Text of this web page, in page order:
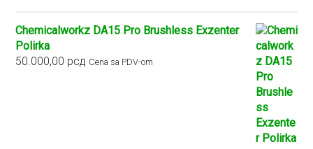
Chemicalworkz DA15 Pro Brushless Exzenter
Polirka
50.000,00 рсд Cena sa PDV-om